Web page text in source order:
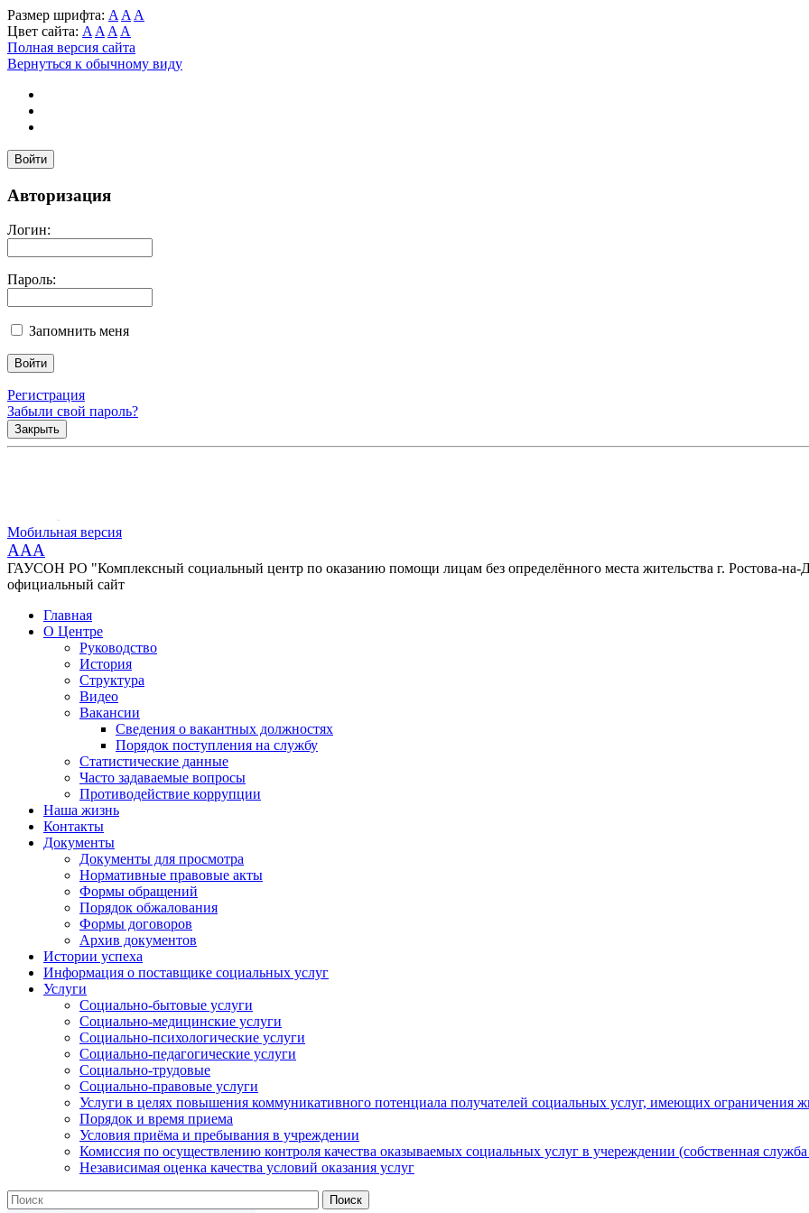
Размер шрифта: A A A
Цвет сайта: A A A A
Полная версия сайта
Вернуться к обычному виду
Войти
Авторизация
Логин:
Пароль:
Запомнить меня
Регистрация
Забыли свой пароль?
Закрыть
Мобильная версия
AAA
ГАУСОН РО "Комплексный социальный центр по оказанию помощи лицам без определённого места жительства г. Ростова-на-
официальный сайт
Главная
О Центре
Руководство
История
Структура
Видео
Вакансии
Сведения о вакантных должностях
Порядок поступления на службу
Статистические данные
Часто задаваемые вопросы
Противодействие коррупции
Наша жизнь
Контакты
Документы
Документы для просмотра
Нормативные правовые акты
Формы обращений
Порядок обжалования
Формы договоров
Архив документов
Истории успеха
Информация о поставщике социальных услуг
Услуги
Социально-бытовые услуги
Социально-медицинские услуги
Социально-психологические услуги
Социально-педагогические услуги
Социально-трудовые
Социально-правовые услуги
Услуги в целях повышения коммуникативного потенциала получателей социальных услуг, имеющих ограничения
Порядок и время приема
Условия приёма и пребывания в учреждении
Комиссия по осуществлению контроля качества оказываемых социальных услуг в учереждении (собственная
Независимая оценка качества условий оказания услуг